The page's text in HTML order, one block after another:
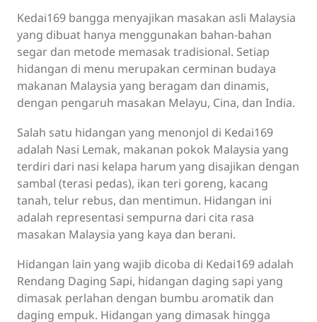
Kedai169 bangga menyajikan masakan asli Malaysia
yang dibuat hanya menggunakan bahan-bahan
segar dan metode memasak tradisional. Setiap
hidangan di menu merupakan cerminan budaya
makanan Malaysia yang beragam dan dinamis,
dengan pengaruh masakan Melayu, Cina, dan India.
Salah satu hidangan yang menonjol di Kedai169
adalah Nasi Lemak, makanan pokok Malaysia yang
terdiri dari nasi kelapa harum yang disajikan dengan
sambal (terasi pedas), ikan teri goreng, kacang
tanah, telur rebus, dan mentimun. Hidangan ini
adalah representasi sempurna dari cita rasa
masakan Malaysia yang kaya dan berani.
Hidangan lain yang wajib dicoba di Kedai169 adalah
Rendang Daging Sapi, hidangan daging sapi yang
dimasak perlahan dengan bumbu aromatik dan
daging empuk. Hidangan yang dimasak hingga